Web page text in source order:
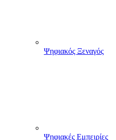
Ψηφιακός Ξεναγός
Ψηφιακές Εμπειρίες